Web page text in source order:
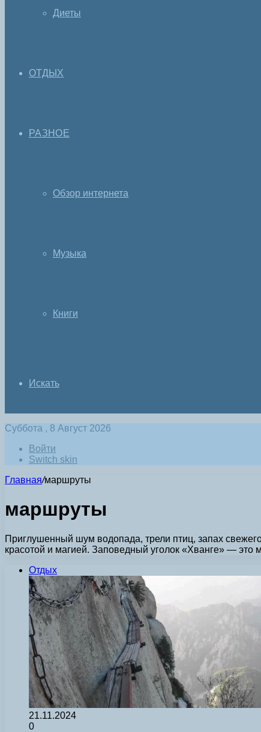
Диеты
ОТДЫХ
РАЗНОЕ
Обзор интернета
Музыка
Книги
Искать
Суббота , 8 Август 2026
Войти
Switch skin
Главная/маршруты
маршруты
Приглушенный шум водопада, трели птиц, запах
красотой и магией. Заповедный уголок «Хванге» — это
Отдых
21.11.2024
0